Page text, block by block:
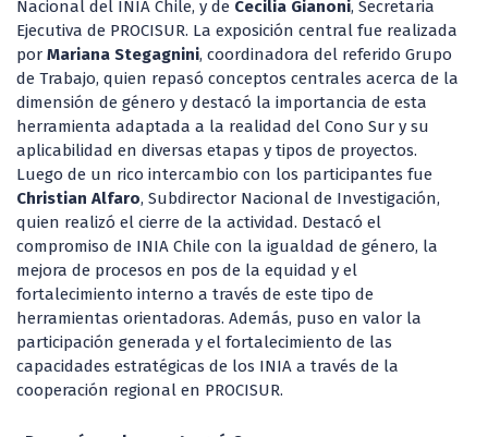
Nacional del INIA Chile, y de Cecilia Gianoni, Secretaria
Ejecutiva de PROCISUR. La exposición central fue realizada
por Mariana Stegagnini, coordinadora del referido Grupo
de Trabajo, quien repasó conceptos centrales acerca de la
dimensión de género y destacó la importancia de esta
herramienta adaptada a la realidad del Cono Sur y su
aplicabilidad en diversas etapas y tipos de proyectos.
Luego de un rico intercambio con los participantes fue
Christian Alfaro, Subdirector Nacional de Investigación,
quien realizó el cierre de la actividad. Destacó el
compromiso de INIA Chile con la igualdad de género, la
mejora de procesos en pos de la equidad y el
fortalecimiento interno a través de este tipo de
herramientas orientadoras. Además, puso en valor la
participación generada y el fortalecimiento de las
capacidades estratégicas de los INIA a través de la
cooperación regional en PROCISUR.